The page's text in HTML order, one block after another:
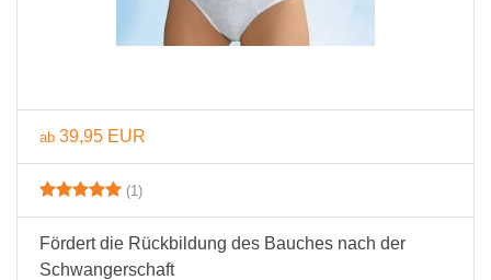
ab 39,95 EUR
(1)
Fördert die Rückbildung des Bauches nach der
Schwangerschaft